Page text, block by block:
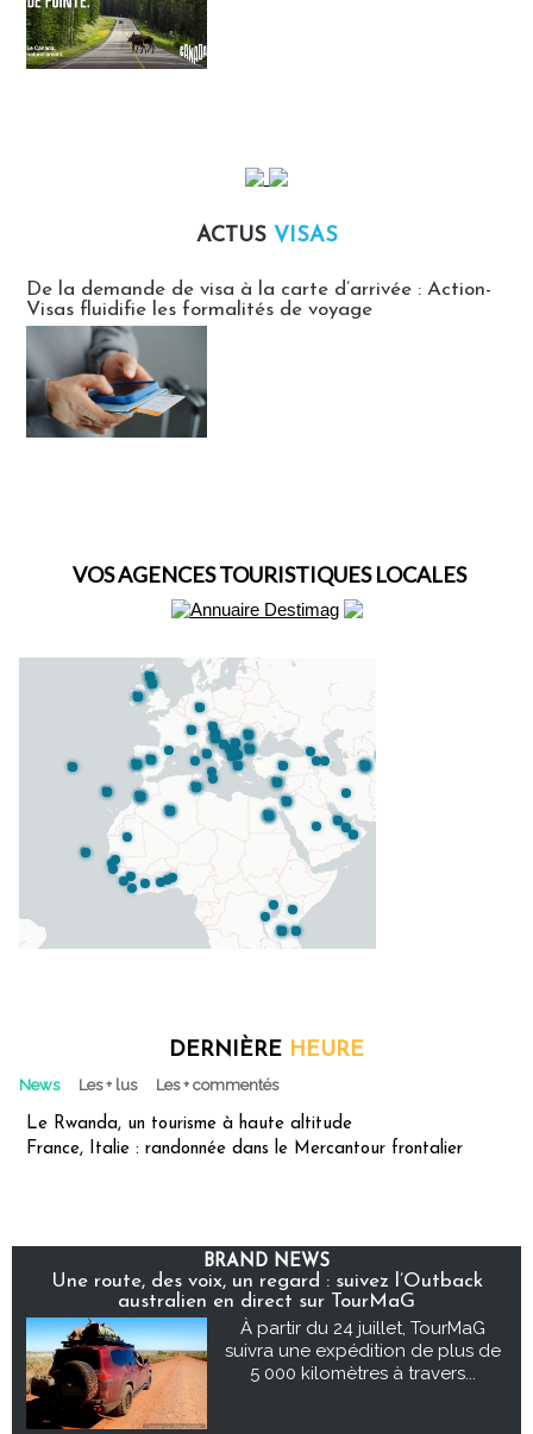
ACTUS VISAS
De la demande de visa à la carte d’arrivée : Action-
Visas fluidifie les formalités de voyage
VOS AGENCES TOURISTIQUES LOCALES
DERNIÈRE HEURE
News Les + lus Les + commentés
Le Rwanda, un tourisme à haute altitude
France, Italie : randonnée dans le Mercantour frontalier
BRAND NEWS
Une route, des voix, un regard : suivez l’Outback
australien en direct sur TourMaG
À partir du 24 juillet, TourMaG
suivra une expédition de plus de
5 000 kilomètres à travers...